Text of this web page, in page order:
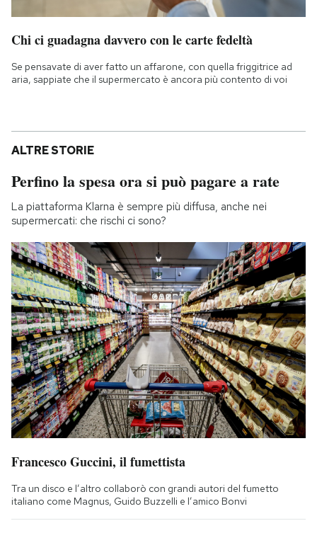
Chi ci guadagna davvero con le carte fedeltà
Se pensavate di aver fatto un affarone, con quella friggitrice ad
aria, sappiate che il supermercato è ancora più contento di voi
ALTRE STORIE
Perfino la spesa ora si può pagare a rate
La piattaforma Klarna è sempre più diffusa, anche nei
supermercati: che rischi ci sono?
Francesco Guccini, il fumettista
Tra un disco e l’altro collaborò con grandi autori del fumetto
italiano come Magnus, Guido Buzzelli e l’amico Bonvi